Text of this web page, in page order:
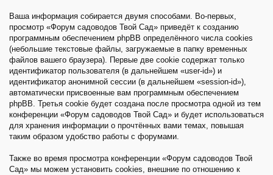
Ваша информация собирается двумя способами. Во-первых,
просмотр «Форум садоводов Твой Сад» приведёт к созданию
программным обеспечением phpBB определённого числа cookies
(небольшие текстовые файлы, загружаемые в папку временных
файлов вашего браузера). Первые две cookie содержат только
идентификатор пользователя (в дальнейшем «user-id») и
идентификатор анонимной сессии (в дальнейшем «session-id»),
автоматически присвоенные вам программным обеспечением
phpBB. Третья cookie будет создана после просмотра одной из тем
конференции «Форум садоводов Твой Сад» и будет использоваться
для хранения информации о прочтённых вами темах, повышая
таким образом удобство работы с форумами.
Также во время просмотра конференции «Форум садоводов Твой
Сад» мы можем установить cookies, внешние по отношению к